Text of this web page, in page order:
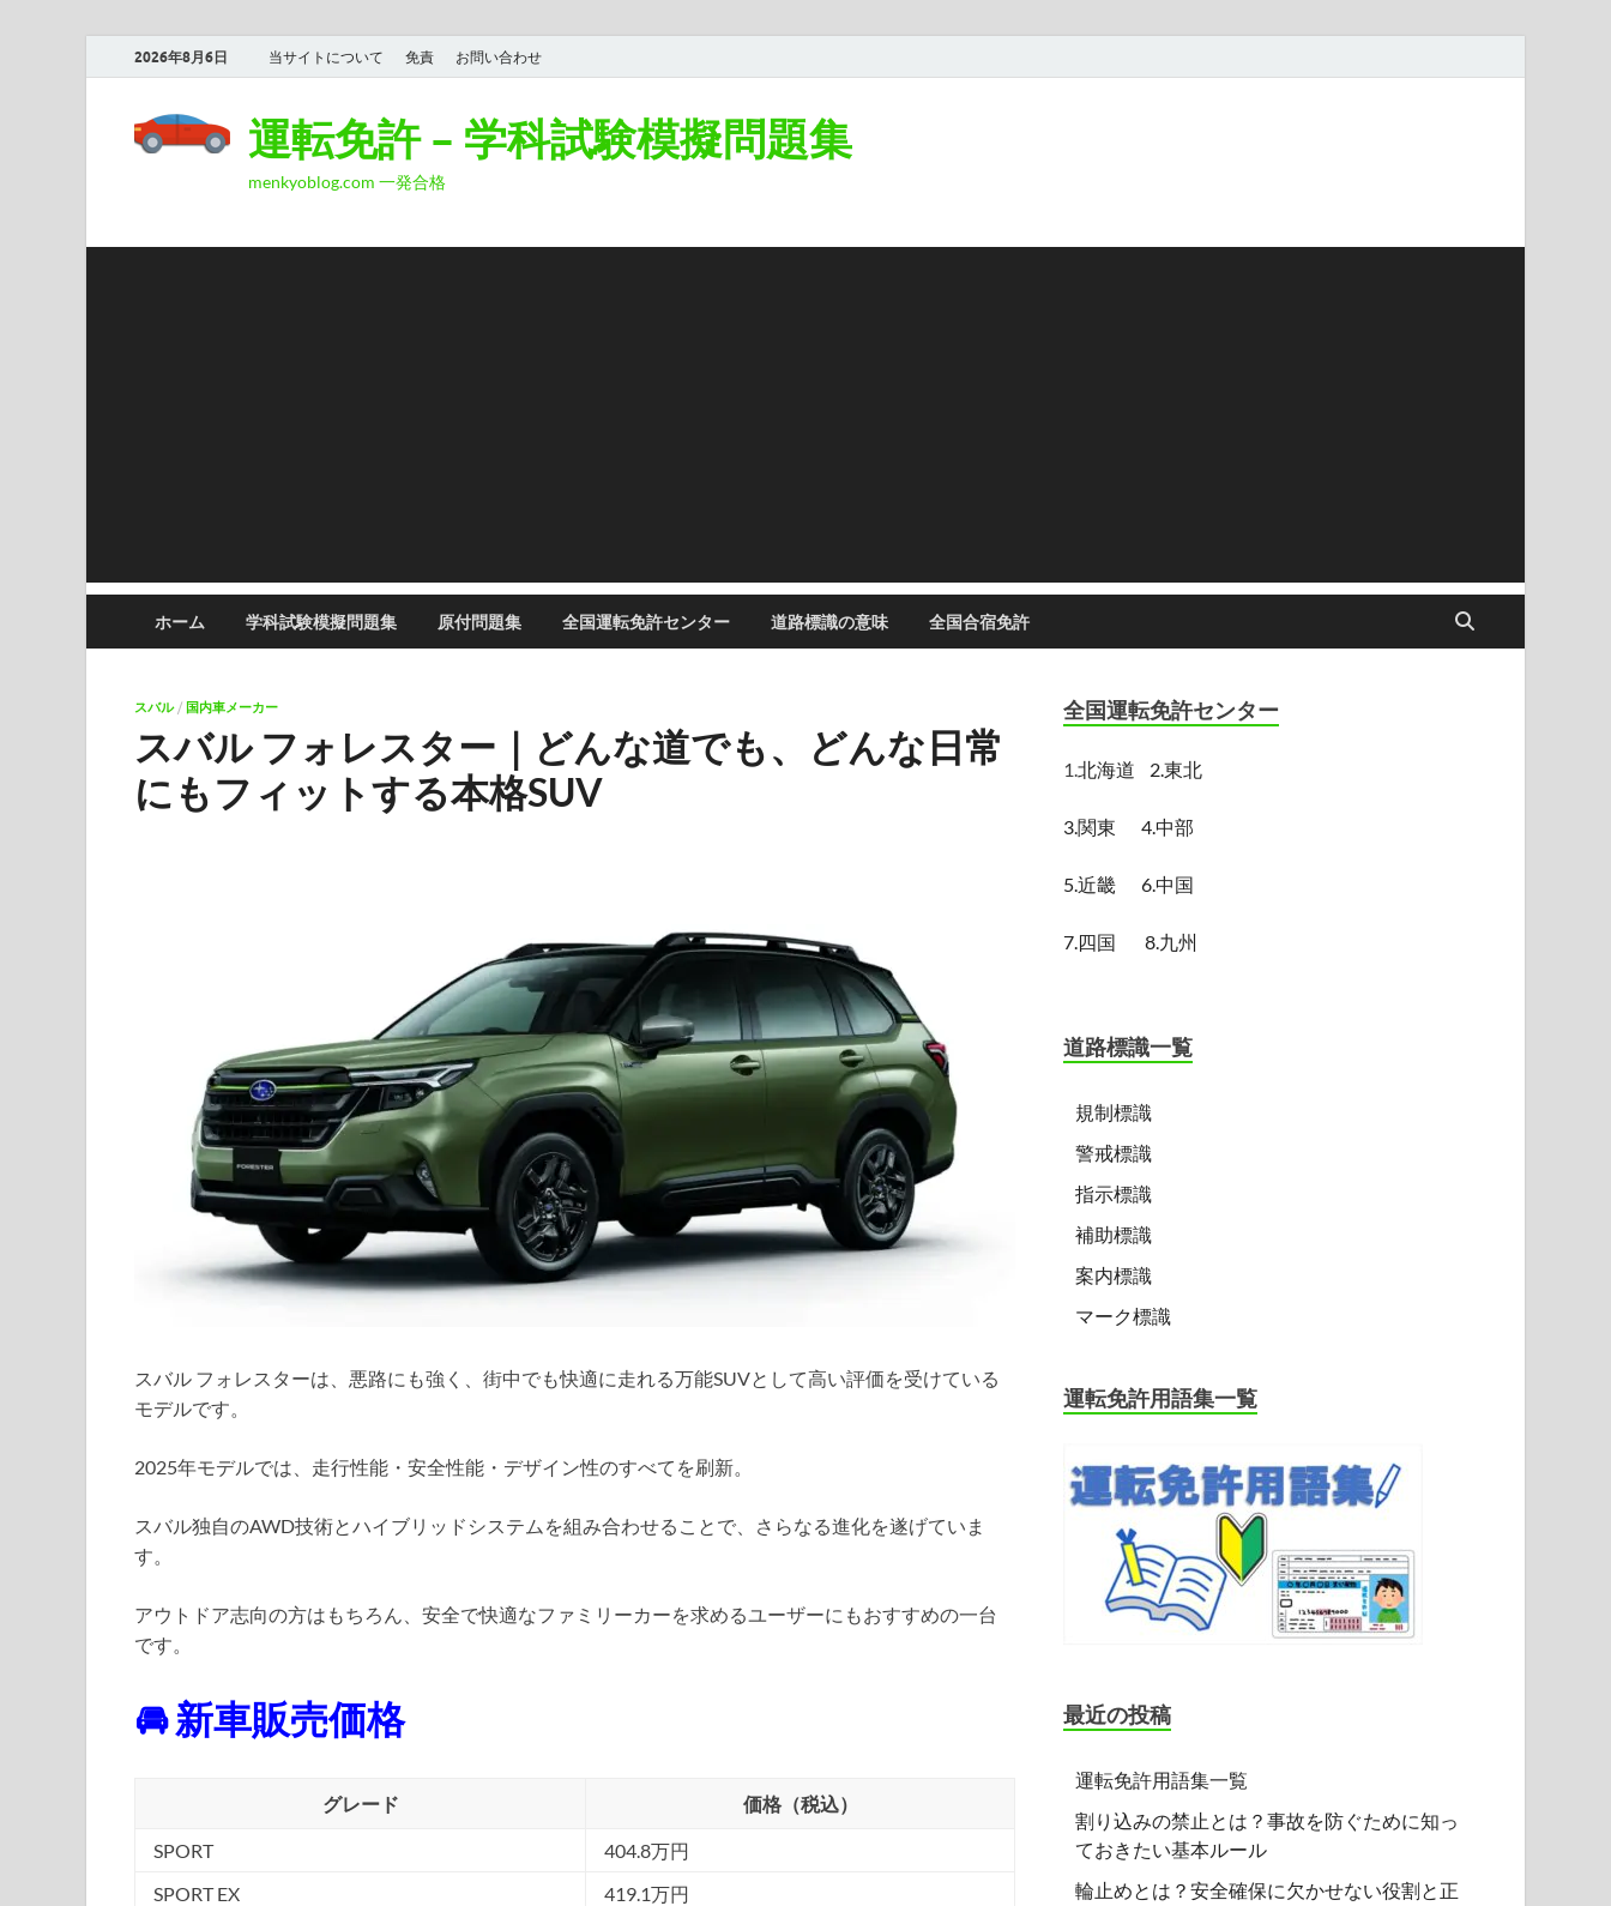
2026年8月6日 当サイトについて 免責 お問い合わせ
運転免許 – 学科試験模擬問題集
menkyoblog.com 一発合格
ホーム 学科試験模擬問題集 原付問題集 全国運転免許センター 道路標識の意味 全国合宿免許
スバル/ 国内車メーカー
スバル フォレスター｜どんな道でも、どんな日常
にもフィットする本格SUV
スバル フォレスターは、悪路にも強く、街中でも快適に走れる万能SUVとして高い評価を受けている
モデルです。
2025年モデルでは、走行性能・安全性能・デザイン性のすべてを刷新。
スバル独自のAWD技術とハイブリッドシステムを組み合わせることで、さらなる進化を遂げていま
す。
アウトドア志向の方はもちろん、安全で快適なファミリーカーを求めるユーザーにもおすすめの一台
です。
🚘 新車販売価格
グレード 価格（税込）
SPORT
404.8万円
SPORT EX
419.1万円
全国運転免許センター
1.北海道 2.東北
3.関東 4.中部
5.近畿 6.中国
7.四国 8.九州
道路標識一覧
規制標識
警戒標識
指示標識
補助標識
案内標識
マーク標識
運転免許用語集一覧
最近の投稿
運転免許用語集一覧
割り込みの禁止とは？事故を防ぐために知っ
ておきたい基本ルール
輪止めとは？安全確保に欠かせない役割と正